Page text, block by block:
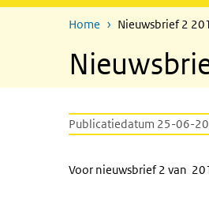
Home Nieuwsbrief 2
Publicatiedatum 25-06-
Voor nieuwsbrief 2 van